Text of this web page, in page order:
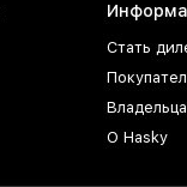
Стать
О Hasky